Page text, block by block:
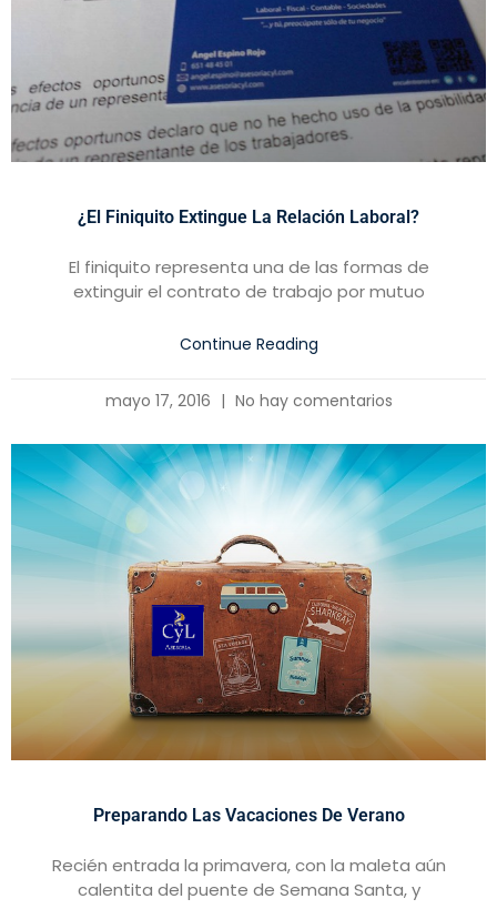
¿El Finiquito Extingue La Relación Laboral?
El finiquito representa una de las formas de
extinguir el contrato de trabajo por mutuo
Continue Reading
mayo 17, 2016 No hay comentarios
Preparando Las Vacaciones De Verano
Recién entrada la primavera, con la maleta aún
calentita del puente de Semana Santa, y